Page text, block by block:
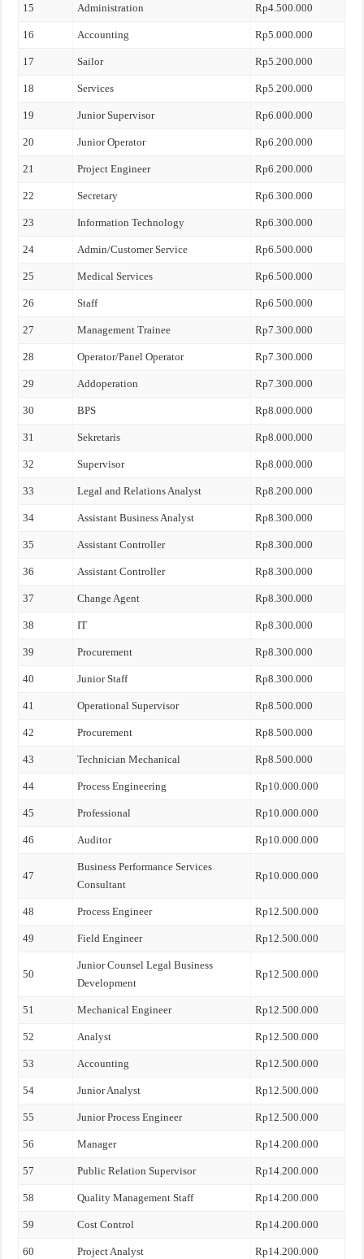
15 Administration Rp4.500.000
16 Accounting Rp5.000.000
17 Sailor Rp5.200.000
18 Services Rp5.200.000
19 Junior Supervisor Rp6.000.000
20 Junior Operator Rp6.200.000
21 Project Engineer Rp6.200.000
22 Secretary Rp6.300.000
23 Information Technology Rp6.300.000
24 Admin/Customer Service Rp6.500.000
25 Medical Services Rp6.500.000
26 Staff Rp6.500.000
27 Management Trainee Rp7.300.000
28 Operator/Panel Operator Rp7.300.000
29 Addoperation Rp7.300.000
30 BPS Rp8.000.000
31 Sekretaris Rp8.000.000
32 Supervisor Rp8.000.000
33 Legal and Relations Analyst Rp8.200.000
34 Assistant Business Analyst Rp8.300.000
35 Assistant Controller Rp8.300.000
36 Assistant Controller Rp8.300.000
37 Change Agent Rp8.300.000
38 IT Rp8.300.000
39 Procurement Rp8.300.000
40 Junior Staff Rp8.300.000
41 Operational Supervisor Rp8.500.000
42 Procurement Rp8.500.000
43 Technician Mechanical Rp8.500.000
44 Process Engineering Rp10.000.000
45 Professional Rp10.000.000
46 Auditor Rp10.000.000
47
Business Performance Services
Consultant
Rp10.000.000
48 Process Engineer Rp12.500.000
49 Field Engineer Rp12.500.000
50
Junior Counsel Legal Business
Development
Rp12.500.000
51 Mechanical Engineer Rp12.500.000
52 Analyst Rp12.500.000
53 Accounting Rp12.500.000
54 Junior Analyst Rp12.500.000
55 Junior Process Engineer Rp12.500.000
56 Manager Rp14.200.000
57 Public Relation Supervisor Rp14.200.000
58 Quality Management Staff Rp14.200.000
59 Cost Control Rp14.200.000
60 Project Analyst Rp14.200.000